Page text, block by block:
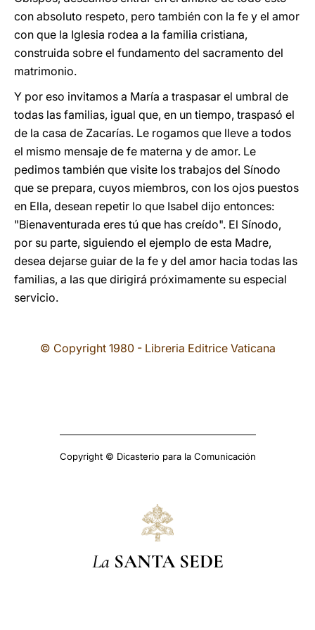
con absoluto respeto, pero también con la fe y el amor
con que la Iglesia rodea a la familia cristiana,
construida sobre el fundamento del sacramento del
matrimonio.
Y por eso invitamos a María a traspasar el umbral de
todas las familias, igual que, en un tiempo, traspasó el
de la casa de Zacarías. Le rogamos que lleve a todos
el mismo mensaje de fe materna y de amor. Le
pedimos también que visite los trabajos del Sínodo
que se prepara, cuyos miembros, con los ojos puestos
en Ella, desean repetir lo que Isabel dijo entonces:
"Bienaventurada eres tú que has creído". El Sínodo,
por su parte, siguiendo el ejemplo de esta Madre,
desea dejarse guiar de la fe y del amor hacia todas las
familias, a las que dirigirá próximamente su especial
servicio.
© Copyright 1980 - Libreria Editrice Vaticana
Copyright © Dicasterio para la Comunicación
La SANTA SEDE